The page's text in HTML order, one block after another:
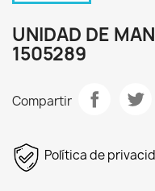
UNIDAD DE
1505289
Compartir
Política de